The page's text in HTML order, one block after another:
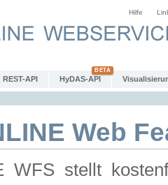
Hilfe
REST-API HyDAS-API
Web
WFS stellt